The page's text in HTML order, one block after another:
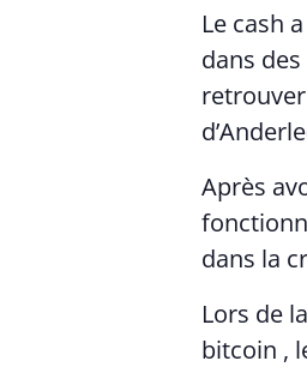
Le cash
dans
Après
dans la
Lors de
bitcoin ,